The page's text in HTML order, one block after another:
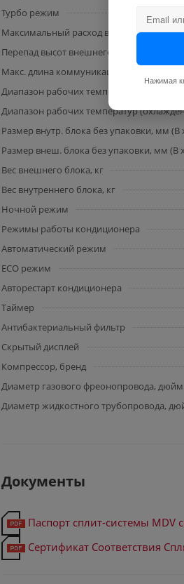
Турбо режим
Максимальный расход воздуха, м3/час
Перепад высот внешнего и внутреннего
Макс. длина коммуникаций, м.
Диапазон рабочих температур (нагрев), °C
Диапазон рабочих температур
Размер внутр. блока без упаковки, мм
Размер внеш. блока без упаковки, мм (В
Вес внешнего блока, кг
Вес внутреннего блока, кг
Ночной режим
Режимы работы кондиционера
Автоматический режим
ECO режим
Авторестарт кондиционера
Таймер
Антибактериальный фильтр
Скрытый дисплей
Компрессор, бренд
Диаметр газового фреонопровода, дюйм
Диаметр жидкостного трубопровода,
Документы
Паспорт сплит-системы MDV
Сертификат Соответствия
Нажимая